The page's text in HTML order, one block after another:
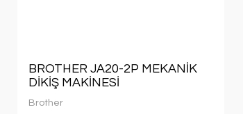
BROTHER JA20-2P MEKANİK
DİKİŞ MAKİNESİ
Brother